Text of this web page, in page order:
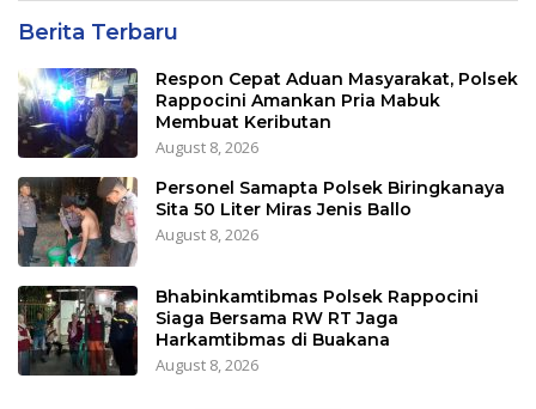
Berita Terbaru
Respon Cepat Aduan Masyarakat, Polsek
Rappocini Amankan Pria Mabuk
Membuat Keributan
August 8, 2026
Personel Samapta Polsek Biringkanaya
Sita 50 Liter Miras Jenis Ballo
August 8, 2026
Bhabinkamtibmas Polsek Rappocini
Siaga Bersama RW RT Jaga
Harkamtibmas di Buakana
August 8, 2026